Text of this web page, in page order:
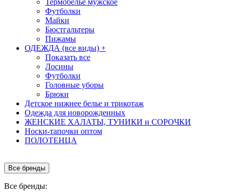
Футболки
Майки
Бюстгальтеры
Пижамы
ОДЕЖДА (все виды) +
Показать все
Лосины
Футболки
Головные уборы
Брюки
Детское нижнее белье и трикотаж
Одежда для новорожденных
ЖЕНСКИЕ ХАЛАТЫ, ТУНИКИ и СОРОЧКИ
Носки-тапочки оптом
ПОЛОТЕНЦА
Все бренды
Все бренды: